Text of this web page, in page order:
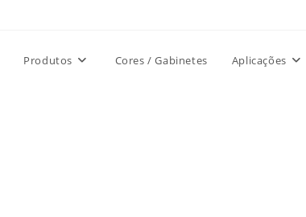
Produtos Cores / Gabinetes Aplicações